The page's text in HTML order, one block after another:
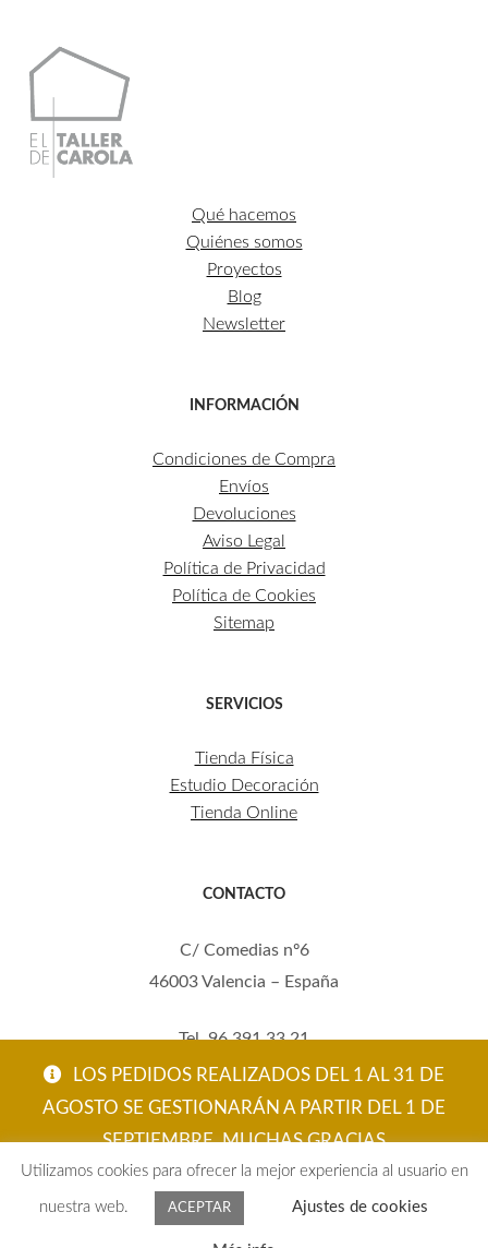
LOS PEDIDOS REALIZADOS DEL 1 AL 31 DE
AGOSTO SE GESTIONARÁN A PARTIR DEL 1 DE
SEPTIEMBRE. MUCHAS GRACIAS
ACEPTAR
Qué hacemos
Quiénes somos
Proyectos
Blog
Newsletter
INFORMACIÓN
Condiciones de Compra
Envíos
Devoluciones
Aviso Legal
Política de Privacidad
Política de Cookies
Sitemap
SERVICIOS
Tienda Física
Estudio Decoración
Tienda Online
CONTACTO
C/ Comedias nº6
46003 Valencia – España
Tel. 96 391 33 21
Mov. 620 123 461
carola@eltallerdecarola.com
Utilizamos cookies para ofrecer la mejor experiencia al usuario en
nuestra web. ACEPTAR Ajustes de cookies